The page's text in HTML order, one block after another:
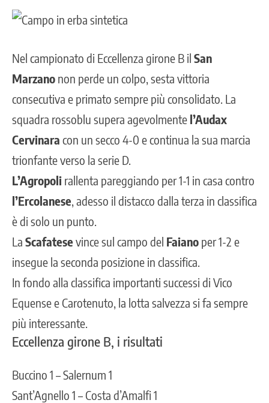
Nel campionato di Eccellenza girone B il San
Marzano non perde un colpo, sesta vittoria
consecutiva e primato sempre più consolidato. La
squadra rossoblu supera agevolmente l’Audax
Cervinara con un secco 4-0 e continua la sua marcia
trionfante verso la serie D.
L’Agropoli rallenta pareggiando per 1-1 in casa contro
l’Ercolanese , adesso il distacco dalla terza in classifica
è di solo un punto.
La Scafatese vince sul campo del Faiano per 1-2 e
insegue la seconda posizione in classifica.
In fondo alla classifica importanti successi di Vico
Equense e Carotenuto, la lotta salvezza si fa sempre
più interessante.
Eccellenza girone B, i risultati
Buccino 1 – Salernum 1
Sant’Agnello 1 – Costa d’Amalfi 1